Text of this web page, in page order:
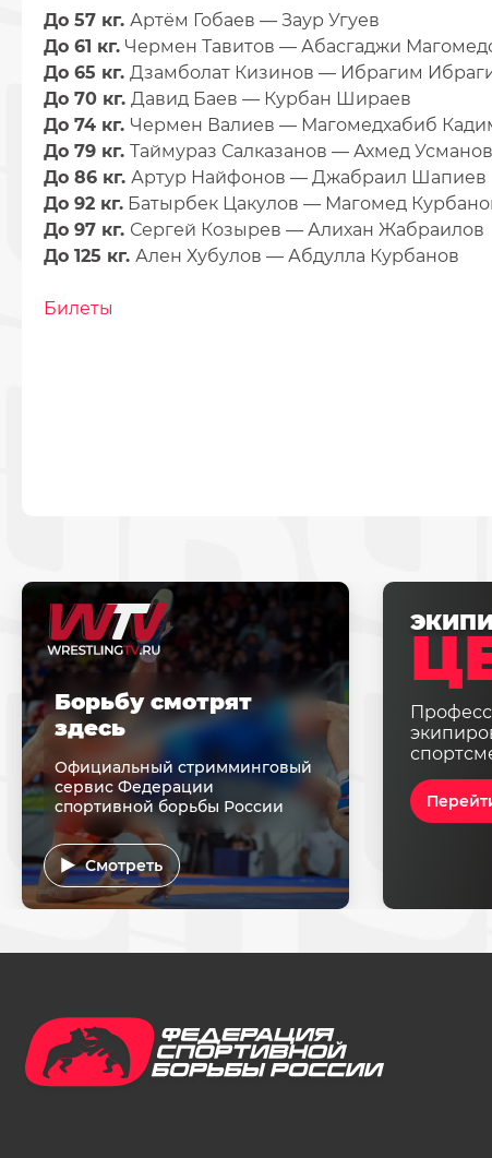
До 57 кг. Артём Гобаев — Заур Угуев
До 61 кг. Чермен Тавитов — Абасгаджи
До 65 кг. Дзамболат Кизинов — Ибрагим
До 70 кг. Давид Баев — Курбан Шираев
До 74 кг. Чермен Валиев — Магомедхабиб
До 79 кг. Таймураз Салказанов — Ахмед Усманов
До 86 кг. Артур Найфонов — Джабраил Шапиев
До 92 кг. Батырбек Цакулов — Магомед
До 97 кг. Сергей Козырев — Алихан Жабраилов
До 125 кг. Ален Хубулов — Абдулла Курбанов
Билеты
Борьбу смотрят
здесь
Официальный стримминговый
сервис Федерации
спортивной борьбы России
Смотреть